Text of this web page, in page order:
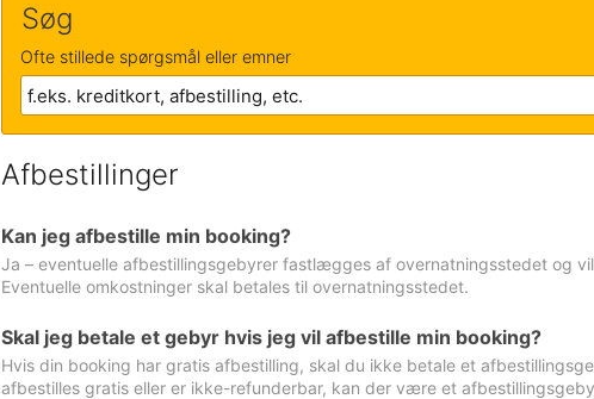
Søg
Ofte stillede spørgsmål eller emner
Afbestillinger
Kan jeg afbestille min booking?
Ja – eventuelle afbestillingsgebyrer fastlægges af overnatningsstedet og
Eventuelle omkostninger skal betales til overnatningsstedet.
Skal jeg betale et gebyr hvis jeg vil afbestille min booking?
Hvis din booking har gratis afbestilling, skal du ikke betale et
afbestilles gratis eller er ikke-refunderbar, kan der være et